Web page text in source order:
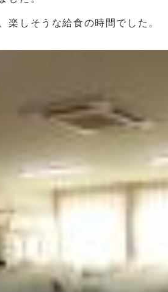
楽しそうな給食の時間でした。